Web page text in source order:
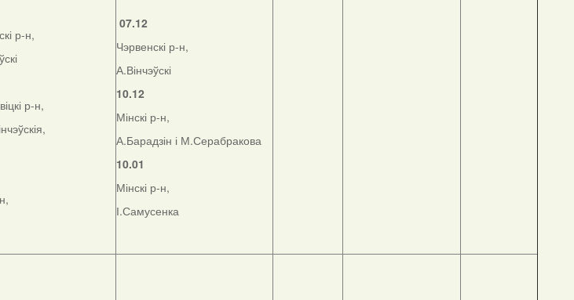
р-н,
р-н,
07.12
Чэрвенскі р-н,
А.Вінчэўскі
10.12
Мінскі р-н,
А.Барадзін і М.Серабракова
10.01
Мінскі р-н,
І.Самусенка